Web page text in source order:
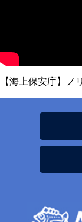
【海上保安庁】ノ